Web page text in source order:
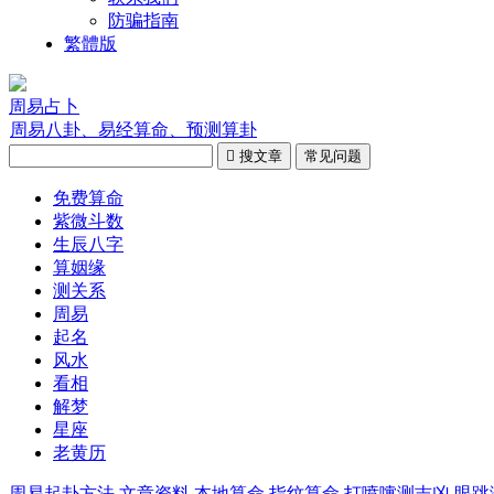
防骗指南
繁體版
周易占卜
周易八卦、易经算命、预测算卦
 搜文章 常见问题
免费算命
紫微斗数
生辰八字
算姻缘
测关系
周易
起名
风水
看相
解梦
星座
老黄历